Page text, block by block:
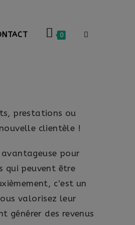
0
prestations ou
clientèle !
pour
qui peuvent être
c’est un
valorisez leur
générer des revenus